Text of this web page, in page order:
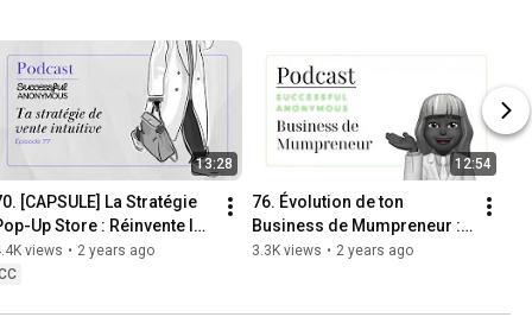
13:28
[CAPSULE] La Stratégie
Up Store : Réinvente le
Éphémère
views • 2 years ago
12:54
76. Évolution de ton
Business de Mumpreneur :
mythe ou réalité ? [capsule]
3.3K views • 2 years ago